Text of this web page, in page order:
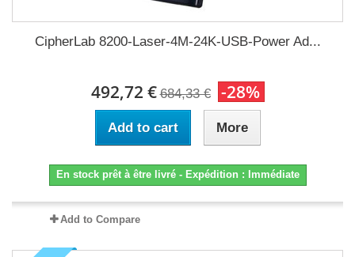
CipherLab 8200-Laser-4M-24K-USB-Power Ad...
492,72 € 684,33 € -28%
Add to cart More
En stock prêt à être livré - Expédition : Immédiate
Add to Compare